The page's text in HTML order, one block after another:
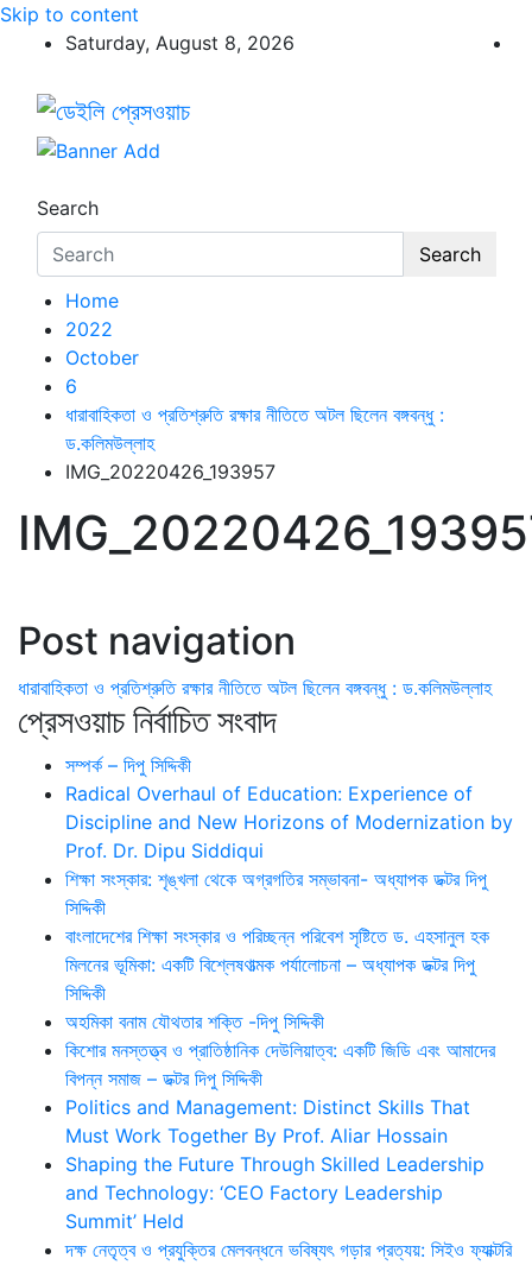
Skip to content
Saturday, August 8, 2026
ডেইলি প্রেসওয়াচ
ডেইলি প্রেসওয়াচ মুক্তিযুদ্ধের চেতনায় উদ্বুদ্ধ মুখপত্র
Search
Search
Home
2022
October
6
ধারাবাহিকতা ও প্রতিশ্রুতি রক্ষার নীতিতে অটল ছিলেন বঙ্গবন্ধু :
ড.কলিমউল্লাহ
IMG_20220426_193957
Post navigation
ধারাবাহিকতা ও প্রতিশ্রুতি রক্ষার নীতিতে অটল ছিলেন বঙ্গবন্ধু : ড.কলিমউল্লাহ
প্রেসওয়াচ নির্বাচিত সংবাদ
সম্পর্ক – দিপু সিদ্দিকী
Radical Overhaul of Education: Experience of
Discipline and New Horizons of Modernization by
Prof. Dr. Dipu Siddiqui
শিক্ষা সংস্কার: শৃঙ্খলা থেকে অগ্রগতির সম্ভাবনা- অধ্যাপক ডক্টর দিপু
সিদ্দিকী
বাংলাদেশের শিক্ষা সংস্কার ও পরিচ্ছন্ন পরিবেশ সৃষ্টিতে ড. এহসানুল হক
মিলনের ভূমিকা: একটি বিশ্লেষণাত্মক পর্যালোচনা – অধ্যাপক ডক্টর দিপু
সিদ্দিকী
অহমিকা বনাম যৌথতার শক্তি -দিপু সিদ্দিকী
কিশোর মনস্তত্ত্ব ও প্রাতিষ্ঠানিক দেউলিয়াত্ব: একটি জিডি এবং আমাদের
বিপন্ন সমাজ – ডক্টর দিপু সিদ্দিকী
Politics and Management: Distinct Skills That
Must Work Together By Prof. Aliar Hossain
Shaping the Future Through Skilled Leadership
and Technology: ‘CEO Factory Leadership
Summit’ Held
দক্ষ নেতৃত্ব ও প্রযুক্তির মেলবন্ধনে ভবিষ্যৎ গড়ার প্রত্যয়: সিইও ফ্যাক্টরি